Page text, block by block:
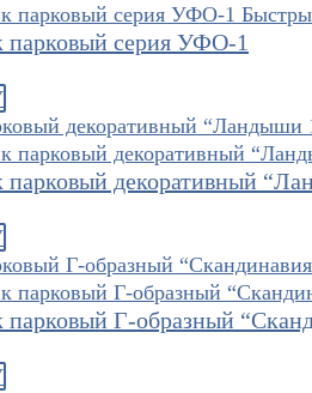
парковый серия УФО-1
парковый декоративный
парковый Г-образный